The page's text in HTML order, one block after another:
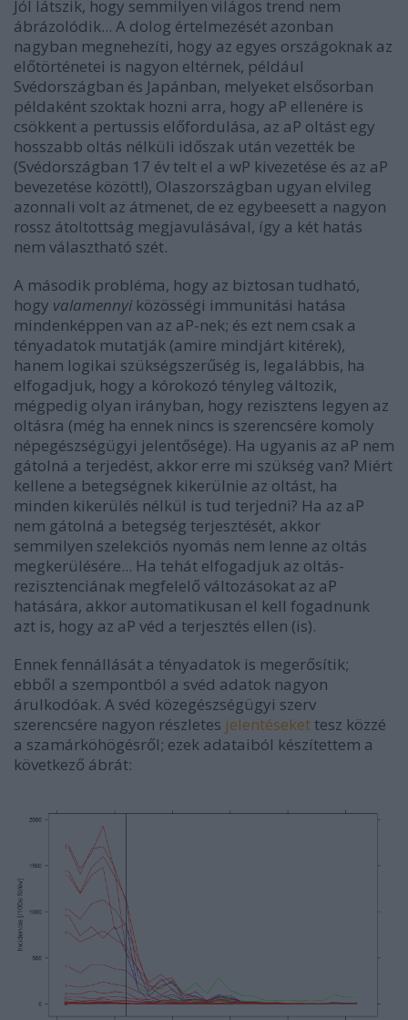
Jól látszik, hogy semmilyen világos trend nem
ábrázolódik... A dolog értelmezését azonban
nagyban megnehezíti, hogy az egyes országoknak az
előtörténetei is nagyon eltérnek, például
Svédországban és Japánban, melyeket elsősorban
példaként szoktak hozni arra, hogy aP ellenére is
csökkent a pertussis előfordulása, az aP oltást egy
hosszabb oltás nélküli időszak után vezették be
(Svédországban 17 év telt el a wP kivezetése és az aP
bevezetése között!), Olaszországban ugyan elvileg
azonnali volt az átmenet, de ez egybeesett a nagyon
rossz átoltottság megjavulásával, így a két hatás
nem választható szét.
A második probléma, hogy az biztosan tudható,
hogy valamennyi közösségi immunitási hatása
mindenképpen van az aP-nek; és ezt nem csak a
tényadatok mutatják (amire mindjárt kitérek),
hanem logikai szükségszerűség is, legalábbis, ha
elfogadjuk, hogy a kórokozó tényleg változik,
mégpedig olyan irányban, hogy rezisztens legyen az
oltásra (még ha ennek nincs is szerencsére komoly
népegészségügyi jelentősége). Ha ugyanis az aP nem
gátolná a terjedést, akkor erre mi szükség van? Miért
kellene a betegségnek kikerülnie az oltást, ha
minden kikerülés nélkül is tud terjedni? Ha az aP
nem gátolná a betegség terjesztését, akkor
semmilyen szelekciós nyomás nem lenne az oltás
megkerülésére... Ha tehát elfogadjuk az oltás-
rezisztenciának megfelelő változásokat az aP
hatására, akkor automatikusan el kell fogadnunk
azt is, hogy az aP véd a terjesztés ellen (is).
Ennek fennállását a tényadatok is megerősítik;
ebből a szempontból a svéd adatok nagyon
árulkodóak. A svéd közegészségügyi szerv
szerencsére nagyon részletes jelentéseket tesz közzé
a szamárköhögésről; ezek adataiból készítettem a
következő ábrát: